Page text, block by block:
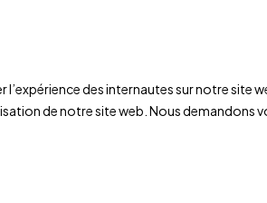
des internautes sur notre site
de notre site web. Nous demandons